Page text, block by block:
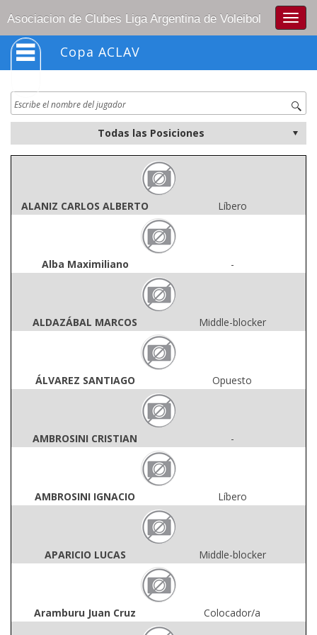
Asociacion de Clubes Liga Argentina de Voleibol
Copa ACLAV
ALANIZ CARLOS ALBERTO Líbero
Alba Maximiliano -
ALDAZÁBAL MARCOS Middle-blocker
ÁLVAREZ SANTIAGO Opuesto
AMBROSINI CRISTIAN -
AMBROSINI IGNACIO Líbero
APARICIO LUCAS Middle-blocker
Aramburu Juan Cruz Colocador/a